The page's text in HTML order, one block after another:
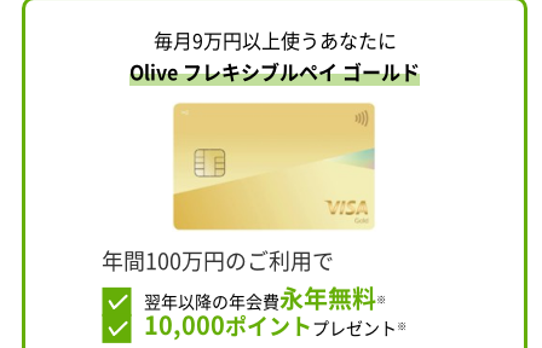
毎月9万円以上使うあなたに
Olive フレキシブルペイ ゴールド
年間100万円のご利用で
翌年以降の年会費永年無料※
10,000ポイントプレゼント ※